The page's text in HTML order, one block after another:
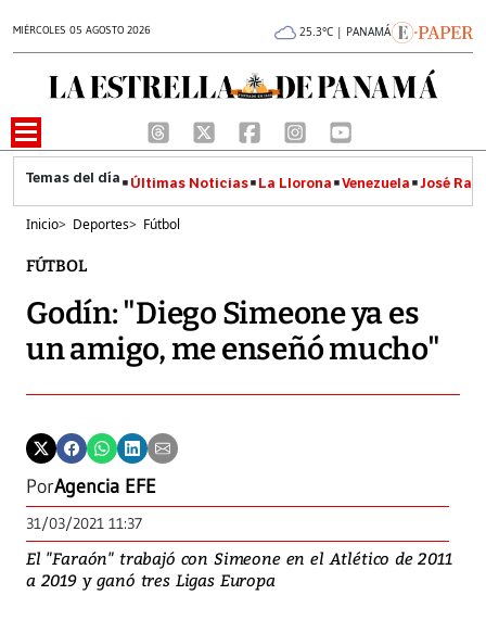
MIÉRCOLES 05 AGOSTO 2026 25.3°C | PANAMÁ
Últimas Noticias La Llorona Venezuela José
Inicio> Deportes> Fútbol
FÚTBOL
Godín: "Diego Simeone ya es
un amigo, me enseñó mucho"
PorAgencia EFE
31/03/2021 11:37
El "Faraón" trabajó con Simeone en el Atlético de 2011
a 2019 y ganó tres Ligas Europa